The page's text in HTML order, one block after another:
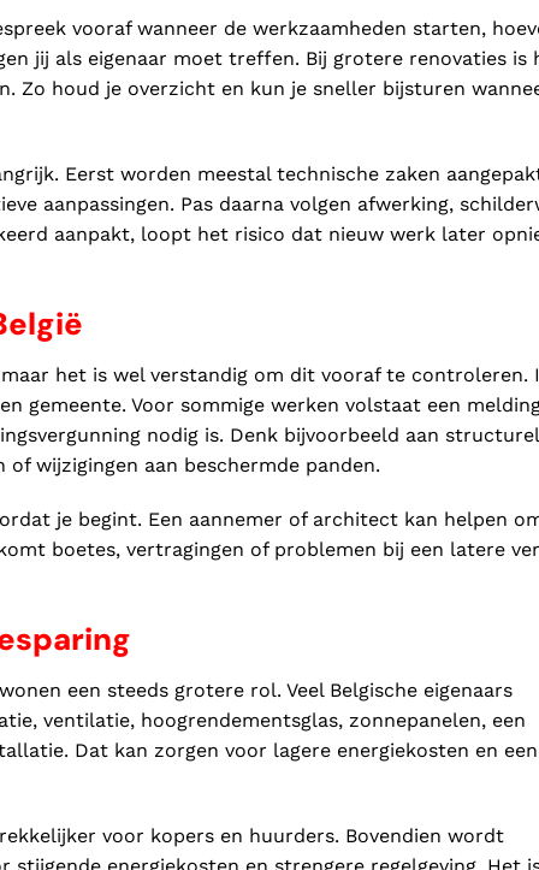
vooraf wanneer de werkzaamheden starten,
jij als eigenaar moet treffen. Bij grotere renovaties is
Zo houd je overzicht en kun je sneller bijsturen
Eerst worden meestal technische zaken
aanpassingen. Pas daarna volgen afwerking,
aanpakt, loopt het risico dat nieuw werk later
het is wel verstandig om dit vooraf te controleren.
gemeente. Voor sommige werken volstaat een
nodig is. Denk bijvoorbeeld aan
of wijzigingen aan beschermde panden.
je begint. Een aannemer of architect kan helpen
boetes, vertragingen of problemen bij een latere
een steeds grotere rol. Veel Belgische eigenaars
ventilatie, hoogrendementsglas, zonnepanelen, een
Dat kan zorgen voor lagere energiekosten en
voor kopers en huurders. Bovendien wordt